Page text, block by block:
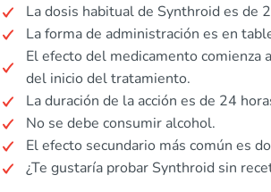
La dosis habitual de Synthroid es de
La forma de administración es en
El efecto del medicamento comienza
del inicio del tratamiento.
La duración de la acción es de 24
No se debe consumir alcohol.
El efecto secundario más común es
¿Te gustaría probar Synthroid sin